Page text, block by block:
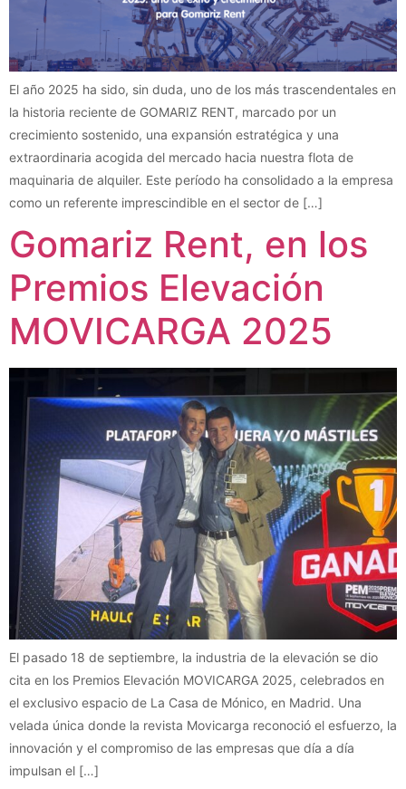
El año 2025 ha sido, sin duda, uno de los más trascendentales en
la historia reciente de GOMARIZ RENT, marcado por un
crecimiento sostenido, una expansión estratégica y una
extraordinaria acogida del mercado hacia nuestra flota de
maquinaria de alquiler. Este período ha consolidado a la empresa
como un referente imprescindible en el sector de […]
Gomariz Rent, en los
Premios Elevación
MOVICARGA 2025
El pasado 18 de septiembre, la industria de la elevación se dio
cita en los Premios Elevación MOVICARGA 2025, celebrados en
el exclusivo espacio de La Casa de Mónico, en Madrid. Una
velada única donde la revista Movicarga reconoció el esfuerzo, la
innovación y el compromiso de las empresas que día a día
impulsan el […]